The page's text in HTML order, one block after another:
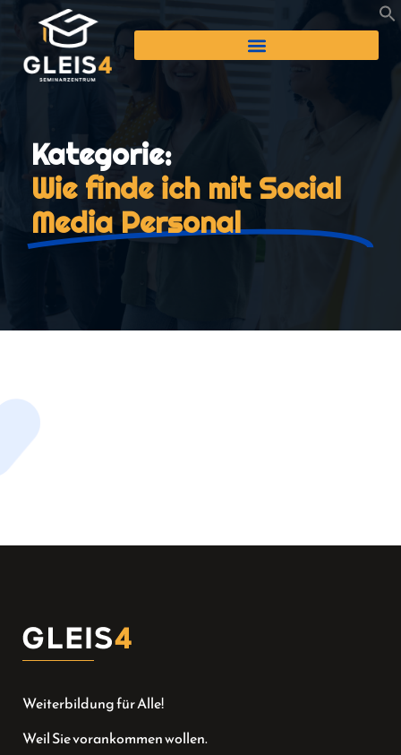
Kategorie:
Wie finde ich mit Social
Media Personal
Weiterbildung für Alle!
Weil Sie vorankommen wollen.